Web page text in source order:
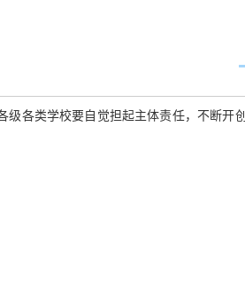
级各类学校要自觉担起主体责任，不断开创